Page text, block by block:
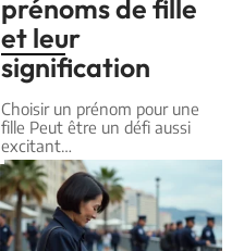
prénoms de fille
et leur
signification
Choisir un prénom pour une
fille Peut être un défi aussi
excitant…